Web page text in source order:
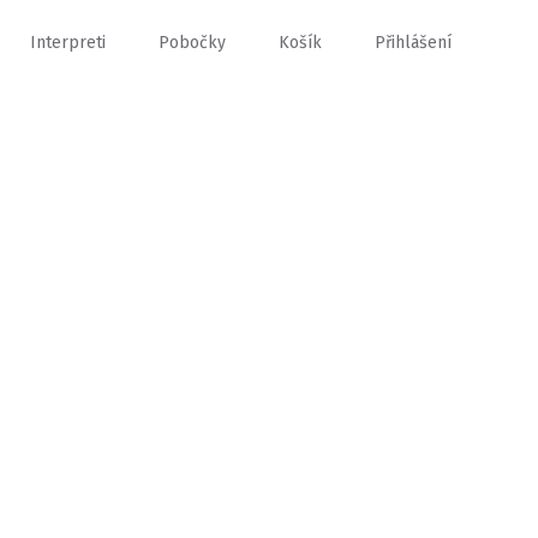
Interpreti Pobočky Košík Přihlášení